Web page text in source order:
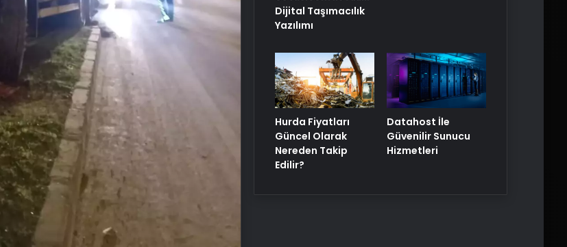
Dijital Taşımacılık
Yazılımı
Hurda Fiyatları
Güncel Olarak
Nereden Takip
Edilir?
Datahost İle
Güvenilir Sunucu
Hizmetleri